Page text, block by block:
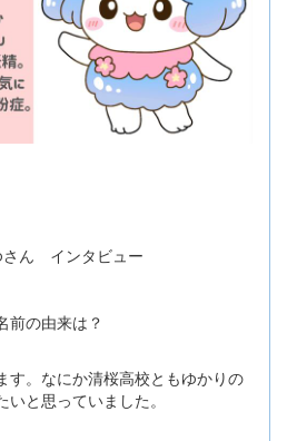
ん インタビュー
の由来は？
す。なにか清桜高校ともゆかりの
と思っていました。